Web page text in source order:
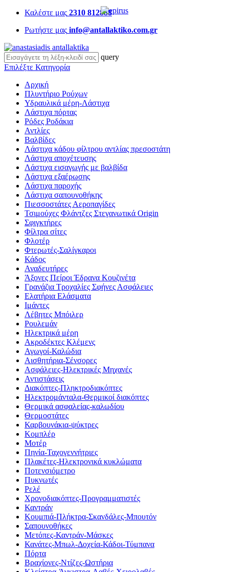
Καλέστε μας 2310 812888
Ρωτήστε μας info@antallaktiko.com.gr
query
Επιλέξτε Κατηγορία
Αρχική
Πλυντήριο Ρούχων
Υδραυλικά μέρη-Λάστιχα
Λάστιχα πόρτας
Ρόδες Ροδάκια
Αντλίες
Βαλβίδες
Λάστιχα κάδου φίλτρου αντλίας πρεσοστάτη
Λάστιχα αποχέτευσης
Λάστιχα εισαγωγής με βαλβίδα
Λάστιχα εξαέρωσης
Λάστιχα παροχής
Λάστιχα σαπουνοθήκης
Πιεσσοστάτες Αεροπαγίδες
Τσιμούχες Φλάντζες Στεγανωτικά Origin
Σφιγκτήρες
Φίλτρα σίτες
Φλοτέρ
Φτερωτές-Σαλίγκαροι
Κάδος
Αναδευτήρες
Άξονες Πείροι Έδρανα Κουζινέτα
Γρανάζια Τροχαλίες Σφήνες Ασφάλειες
Ελατήρια Ελάσματα
Ιμάντες
Λέβητες Μπόιλερ
Ρουλεμάν
Ηλεκτρικά μέρη
Ακροδέκτες Κλέμενς
Αγωγοί-Καλώδια
Αισθητήρια-Σένσορες
Ασφάλειες-Ηλεκτρικές Μηχανές
Αντιστάσεις
Διακόπτες-Πληκτροδιακόπτες
Ηλεκτρομάνταλα-Θερμικοί διακόπτες
Θερμικά ασφαλείας-καλωδίου
Θερμοστάτες
Καρβουνάκια-ψύκτρες
Κομπλέρ
Μοτέρ
Πηνία-Ταχογεννήτριες
Πλακέτες-Ηλεκτρονικά κυκλώματα
Ποτενσιόμετρο
Πυκνωτές
Ρελέ
Χρονοδιακόπτες-Προγραμματιστές
Καντράν
Κουμπιά-Πλήκτρα-Σκανδάλες-Μπουτόν
Σαπουνοθήκες
Μετόπες-Καντράν-Μάσκες
Κανάτες-Μπωλ-Δοχεία-Κάδοι-Τύμπανα
Πόρτα
Βραχίονες-Ντίζες-Ωστήρια